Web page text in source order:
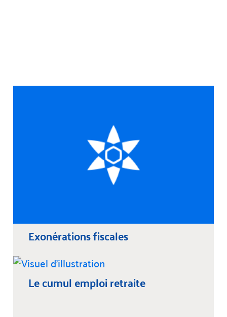
Exonérations fiscales
Le cumul emploi retraite